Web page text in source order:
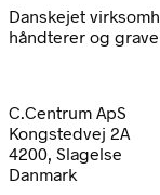
Danskejet
håndterer og
C.Centrum ApS
Kongstedvej 2A
4200, Slagelse
Danmark